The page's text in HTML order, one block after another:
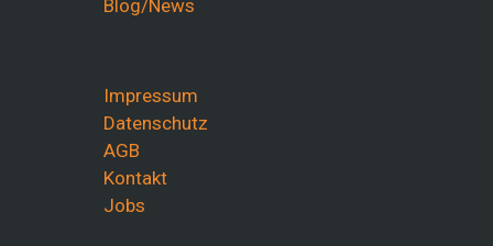
Blog/News
Impressum
Datenschutz
AGB
Kontakt
Jobs